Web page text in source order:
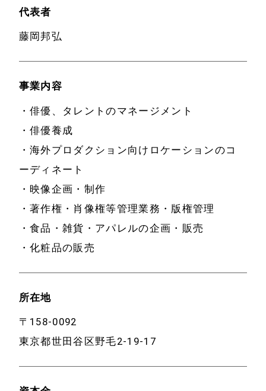
代表者
藤岡邦弘
事業内容
・俳優、タレントのマネージメント
・俳優養成
・海外プロダクション向けロケーションのコ
ーディネート
・映像企画・制作
・著作権・肖像権等管理業務・版権管理
・食品・雑貨・アパレルの企画・販売
・化粧品の販売
所在地
〒158-0092
東京都世田谷区野毛2-19-17